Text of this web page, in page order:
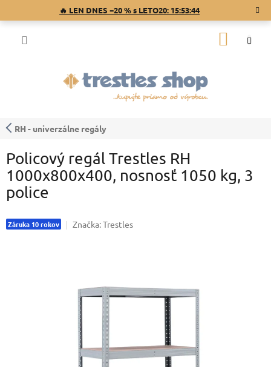
🔥 LEN DNES −20 % s LETO20: 15:53:43
RH - univerzálne regály
Policový regál Trestles RH
1000x800x400, nosnosť 1050 kg, 3
police
Záruka 10 rokov Značka:Trestles